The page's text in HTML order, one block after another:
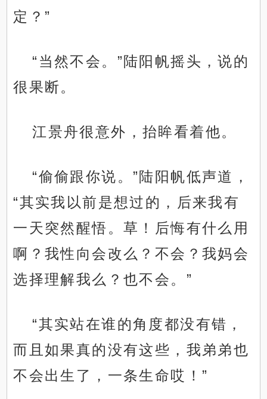
定？”
“当然不会。”陆阳帆摇头，说的
很果断。
江景舟很意外，抬眸看着他。
“偷偷跟你说。”陆阳帆低声道，
“其实我以前是想过的，后来我有
一天突然醒悟。草！后悔有什么用
啊？我性向会改么？不会？我妈会
选择理解我么？也不会。”
“其实站在谁的角度都没有错，
而且如果真的没有这些，我弟弟也
不会出生了，一条生命哎！”